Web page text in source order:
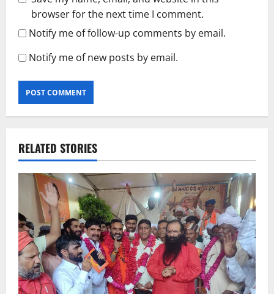
browser for the next time I comment.
Notify me of follow-up comments by email.
Notify me of new posts by email.
RELATED STORIES